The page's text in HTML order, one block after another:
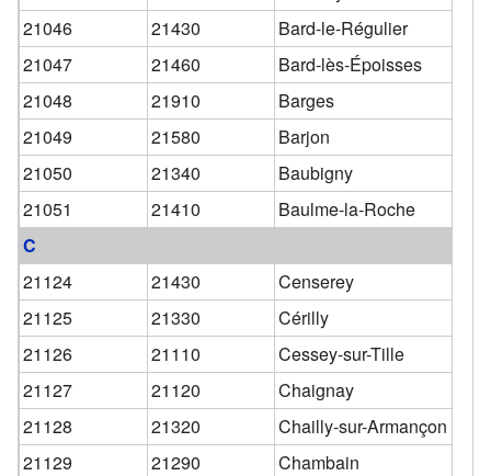
21046
21430
Bard-le-Régulier
21047
21460
Bard-lès-Époisses
21048
21910
Barges
21049
21580
Barjon
21050
21340
Baubigny
21051
21410
Baulme-la-Roche
C
21124
21430
Censerey
21125
21330
Cérilly
21126
21110
Cessey-sur-Tille
21127
21120
Chaignay
21128
21320
Chailly-sur-Armançon
21129
21290
Chambain